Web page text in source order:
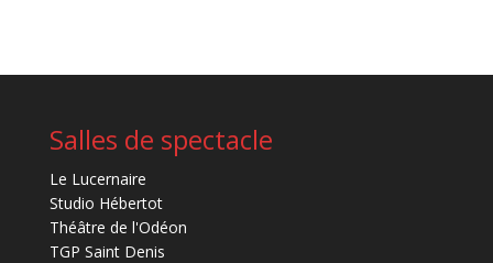
Salles de spectacle
Le Lucernaire
Studio Hébertot
Théâtre de l'Odéon
TGP Saint Denis